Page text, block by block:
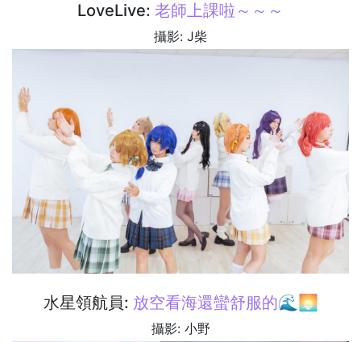
LoveLive: 老師上課啦～～～
攝影: J柴
水星領航員: 放空看海還蠻舒服的🌊🌅
攝影: 小野